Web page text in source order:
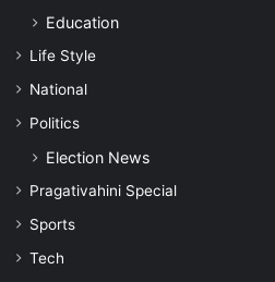
Education
Life Style
National
Politics
Election News
Pragativahini Special
Sports
Tech